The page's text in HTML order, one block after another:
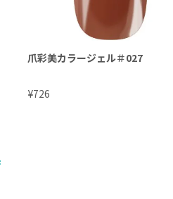
爪彩美カラージェル＃027
¥726